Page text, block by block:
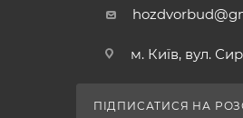
м. Київ, вул.
ПІДПИСАТИСЯ НА